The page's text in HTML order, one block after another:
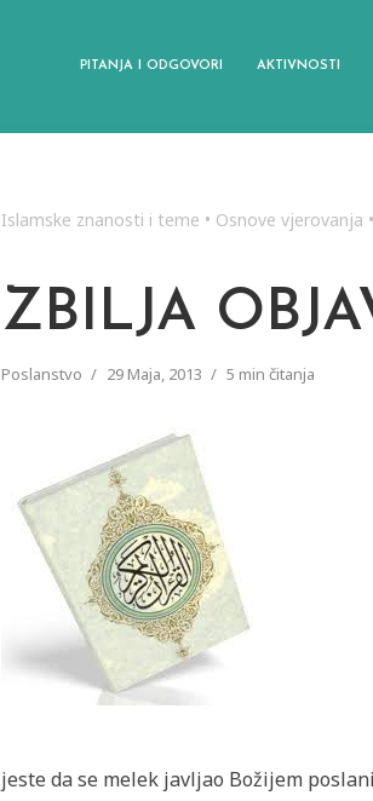
PITANJA I ODGOVORI AKTIVNOSTI
Islamske znanosti i teme • Osnove vjerovanja •
ZBILJA
Poslanstvo 29 Maja, 2013 5 min čitanja
jeste da se melek javljao Božijem